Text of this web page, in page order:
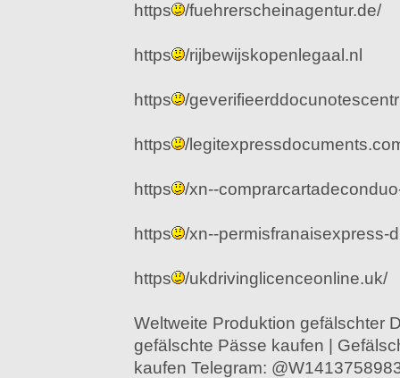
https /fuehrerscheinagentur.de/
https /rijbewijskopenlegaal.nl
https /
https /
https /xn--
https /xn--permisfranaisexpress-
https /ukdrivinglicenceonline.uk/
Weltweite Produktion gefälschter
gefälschte Pässe kaufen |
kaufen Telegram: